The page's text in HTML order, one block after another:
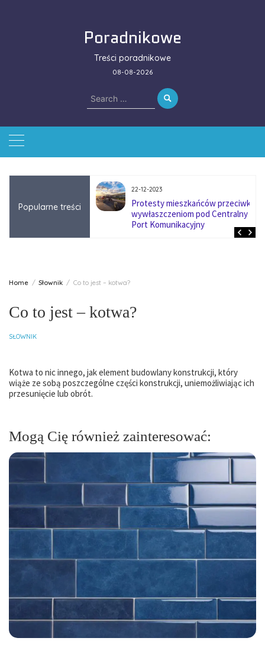
Poradnikowe
Treści poradnikowe
08-08-2026
Search
for:
Popularne treści
się na zmianę
w firmach
22-12-2023
Protesty mieszkańców przeciwko
wywłaszczeniom pod Centralny
Port Komunikacyjny
Home Słownik Co to jest – kotwa?
Co to jest – kotwa?
SŁOWNIK
Kotwa to nic innego, jak element budowlany konstrukcji, który
wiąże ze sobą poszczególne części konstrukcji, uniemożliwiając ich
przesunięcie lub obrót.
Mogą Cię również zainteresować: